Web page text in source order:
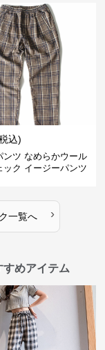
込)
ンツ なめらかウール
ック イージーパンツ
一覧へ ›
めアイテム